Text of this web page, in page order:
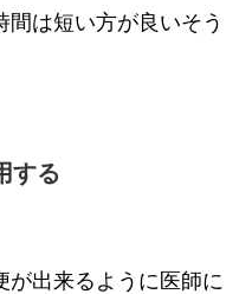
は短い方が良いそう
する
が出来るように医師に